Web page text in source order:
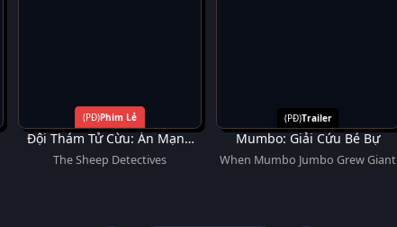
Phim Lẻ
Đội Thám Tử Cừu: Án Mạng
Lúc Nửa Đêm
The Sheep Detectives
Trailer
Mumbo: Giải Cứu Bé Bự
When Mumbo Jumbo Grew Giant